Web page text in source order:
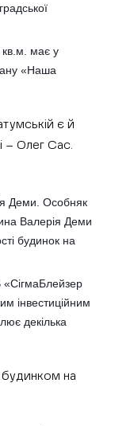
кв.м. має у
«Наша
є й
– Олег Сас.
Деми. Особняк
Валерія Деми
будинок на
інвестиційним
декілька
будинком на